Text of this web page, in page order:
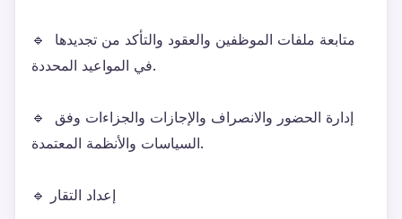
🔹 متابعة ملفات الموظفين والعقود والتأكد من تجديدها
في المواعيد المحددة.
🔹 إدارة الحضور والانصراف والإجازات والجزاءات وفق
السياسات والأنظمة المعتمدة.
🔹 إعداد التقار